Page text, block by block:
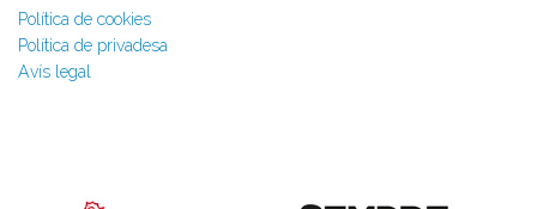
Política de cookies
Política de privadesa
Avís legal